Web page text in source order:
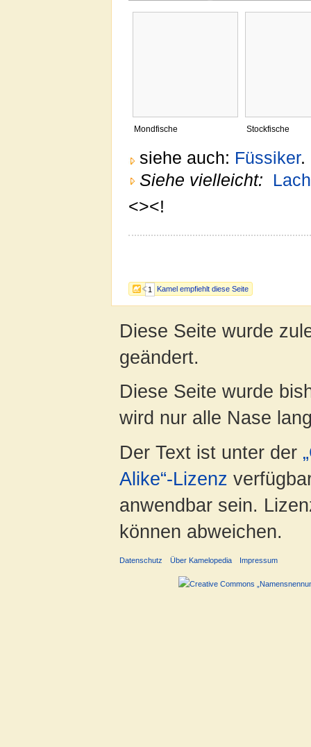
1 Kamel empfiehlt diese Seite
Mondfische Stockfische
siehe auch: Füssiker.
Siehe vielleicht:
<><!
Diese Seite wurde
geändert.
Diese Seite wurde
wird nur alle Nase
Der Text ist unter der
Alike“-Lizenz
anwendbar sein.
können abweichen.
Datenschutz Über Kamelopedia Impressum